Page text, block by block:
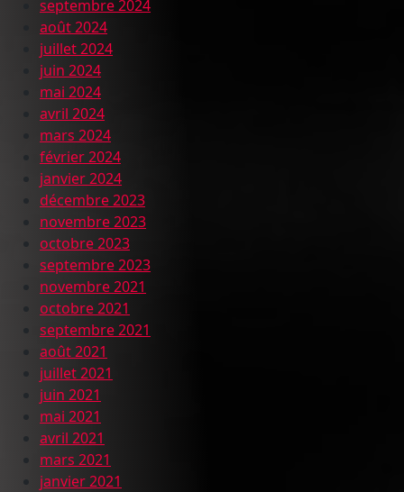
septembre 2024
août 2024
juillet 2024
juin 2024
mai 2024
avril 2024
mars 2024
février 2024
janvier 2024
décembre 2023
novembre 2023
octobre 2023
septembre 2023
novembre 2021
octobre 2021
septembre 2021
août 2021
juillet 2021
juin 2021
mai 2021
avril 2021
mars 2021
janvier 2021